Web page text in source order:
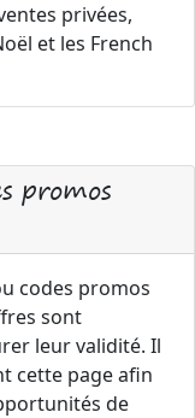
privées,
et les French
promos
codes promos
sont
leur validité. Il
cette page afin
de